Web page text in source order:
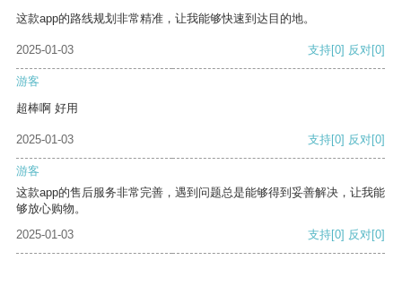
这款app的路线规划非常精准，让我能够快速到达目的地。
2025-01-03 支持[0] 反对[0]
游客
超棒啊 好用
2025-01-03 支持[0] 反对[0]
游客
这款app的售后服务非常完善，遇到问题总是能够得到妥善解决，让我能
够放心购物。
2025-01-03
支持[0] 反对[0]